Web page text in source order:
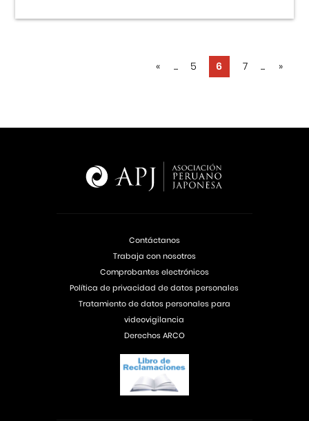
« ... 5 6 7 ... »
Contáctanos
Trabaja con nosotros
Comprobantes electrónicos
Política de privacidad de datos personales
Tratamiento de datos personales para
videovigilancia
Derechos ARCO